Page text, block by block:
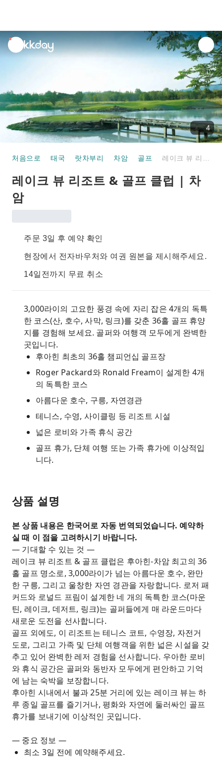
unread
notifications
4
처음으로 태국 랏차부리 차암 골프
레이크 뷰 리조트 & 골프 클럽 | 차
암
주문 3일 후 예약 확인
현장에서 전자바우처와 여권 원본을 제시해주세요.
14일전까지 무료 취소
3,000라이의 고요한 풍경 속에 자리 잡은 4개의 독특
한 코스(산, 호수, 사막, 링크)를 갖춘 36홀 골프 휴양
지를 경험해 보세요. 골퍼와 여행객 모두에게 완벽한
곳입니다.
후아힌 최초의 36홀 챔피언십 골프장
Roger Packard와 Ronald Fream이 설계한 4개
의 독특한 코스
아름다운 호수, 구릉, 자연경관
테니스, 수영, 사이클링 등 리조트 시설
넓은 로비와 가족 휴식 공간
골프 휴가, 단체 여행 또는 가족 휴가에 이상적입
니다.
상품 설명
본 상품 내용은 한국어로 자동 번역되었습니다. 예약하
실 때 이 점을 고려하시기 바랍니다.
— 기대할 수 있는 것 —
레이크 뷰 리조트 & 골프 클럽은 후아힌-차암 최고의 36
홀 골프 명소로, 3,000라이가 넘는 아름다운 호수, 완만
한 구릉, 그리고 울창한 자연 경관을 자랑합니다. 로저 패
커드와 로널드 프림이 설계한 네 개의 독특한 코스(마운
틴, 레이크, 데저트, 링크)는 골퍼들에게 매 라운드마다
새로운 도전을 선사합니다.
골프 외에도, 이 리조트는 테니스 코트, 수영장, 자전거
도로, 그리고 가족 및 단체 여행객을 위한 넓은 시설을 갖
추고 있어 완벽한 레저 경험을 선사합니다. 우아한 로비
와 휴식 공간은 골퍼와 동반자 모두에게 편안하고 기억
에 남는 숙박을 보장합니다.
후아힌 시내에서 불과 25분 거리에 있는 레이크 뷰는 하
루 종일 골프를 즐기거나, 평화와 자연에 둘러싸인 골프
휴가를 보내기에 이상적인 곳입니다.
— 중요 정보 —
최소 3일 전에 예약해주세요.